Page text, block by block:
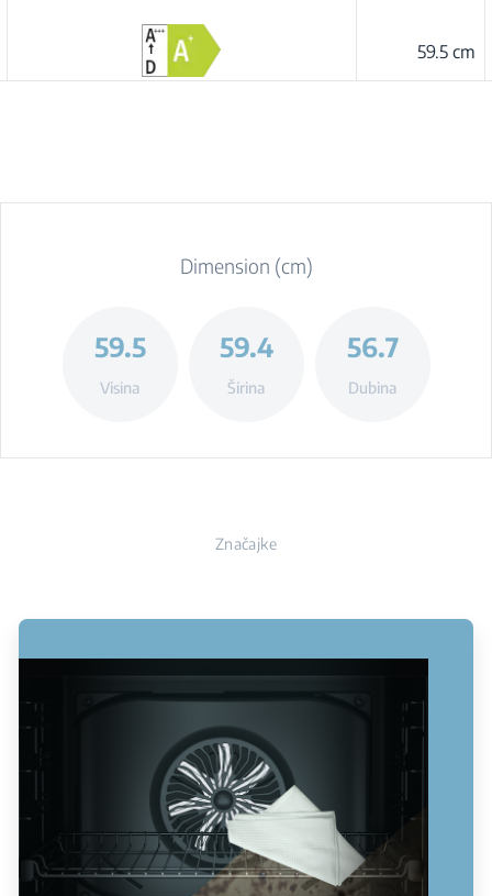
59.5 cm
Dimension (cm)
59.5
Visina
59.4
Širina
56.7
Dubina
Značajke